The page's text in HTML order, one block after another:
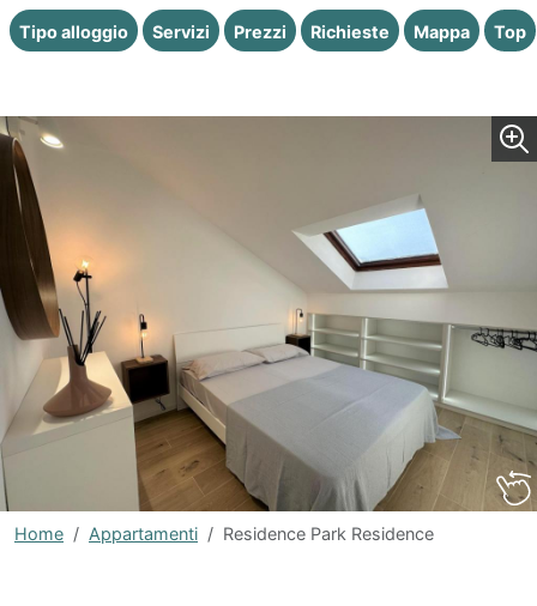
Home Appartamenti Residence Park Residence
Tipo alloggio Servizi Prezzi Richieste Mappa Top